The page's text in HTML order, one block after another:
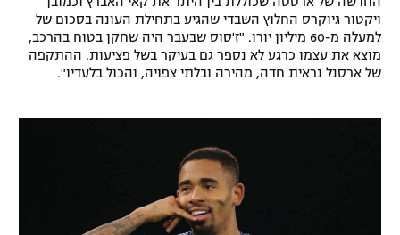
מדיניות פרטיות
רשיון להקרנה פומבית לבית עסק
הצטרפות לחבילת הערוצים
אומנויות לחימה
גיימינג E-Sports
ויקטור גיוקרס החלוץ השבדי שהגיע בתחילת העונה בסכום של
למעלה מ-60 מיליון יורו. "ז'סוס שבעבר היה שחקן בטוח בהרכב,
מוצא את עצמו כרגע לא נספר גם בעיקר בשל פציעות. ההתקפה
של ארסנל נראית חדה, מהירה ובלתי צפויה, והכול בלעדיו".